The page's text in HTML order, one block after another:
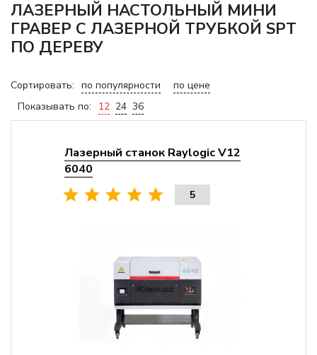
ЛАЗЕРНЫЙ НАСТОЛЬНЫЙ МИНИ
ГРАВЕР С ЛАЗЕРНОЙ ТРУБКОЙ SPT
ПО ДЕРЕВУ
Сортировать: по популярности
по цене
Показывать по:
12 24 36
Лазерный станок Raylogic V12
6040
5